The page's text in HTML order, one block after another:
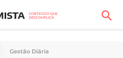
Gestão Diária